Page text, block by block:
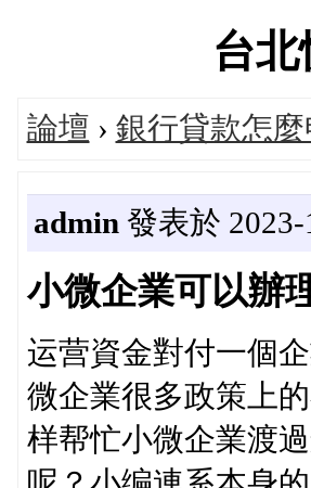
台
論壇 › 銀行貸款怎
admin 發表於
小微企業可以辦
运营資金對付一個
微企業很多政策上
样帮忙小微企業渡